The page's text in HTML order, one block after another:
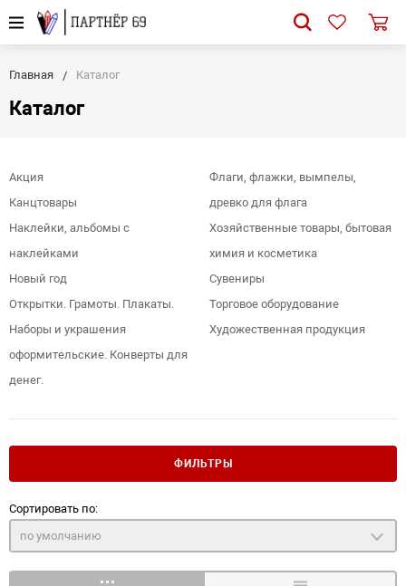
Главная Каталог
Каталог
Акция
Канцтовары
Наклейки, альбомы с
наклейками
Новый год
Открытки. Грамоты. Плакаты.
Наборы и украшения
оформительские. Конверты для
денег.
Флаги, флажки, вымпелы,
древко для флага
Хозяйственные товары, бытовая
химия и косметика
Сувениры
Торговое оборудование
Художественная продукция
ФИЛЬТРЫ
Сортировать по:
по умолчанию